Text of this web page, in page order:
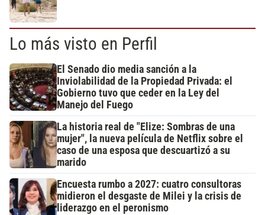
Lo más visto en Perfil
El Senado dio media sanción a la
Inviolabilidad de la Propiedad Privada: el
Gobierno tuvo que ceder en la Ley del
Manejo del Fuego
La historia real de "Elize: Sombras de una
mujer", la nueva película de Netflix sobre el
caso de una esposa que descuartizó a su
marido
Encuesta rumbo a 2027: cuatro consultoras
midieron el desgaste de Milei y la crisis de
liderazgo en el peronismo